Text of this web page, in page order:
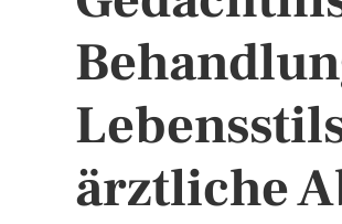
ärztliche